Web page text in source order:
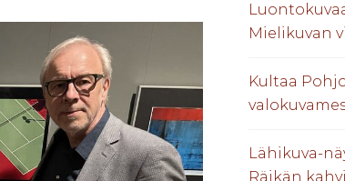
Mielikuvan
Kultaa
Lähikuva-
Räikän